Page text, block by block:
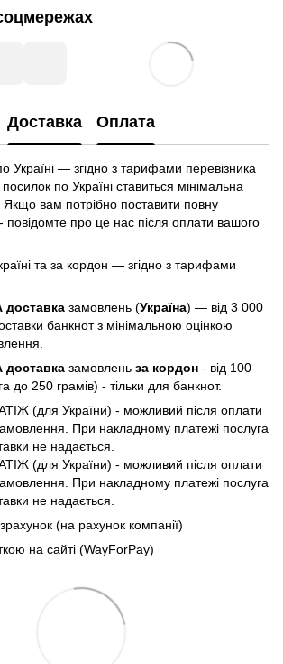
Доставка Оплата
— згідно з тарифами перевізника
по Україні ставиться мінімальна
Якщо вам потрібно поставити повну
- повідомте про це нас після оплати вашого
та за кордон — згідно з тарифами
замовлень (Україна) — від 3 000
банкнот з мінімальною оцінкою
замовлень за кордон - від 100
до 250 грамів) - тільки для банкнот.
(для України) - можливий після оплати
При накладному платежі послуга
не надається.
(для України) - можливий після оплати
При накладному платежі послуга
не надається.
(на рахунок компанії)
на сайті (WayForPay)